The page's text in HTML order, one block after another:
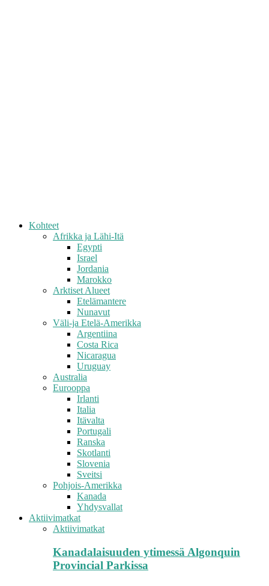
Kohteet
Afrikka ja Lähi-Itä
Egypti
Israel
Jordania
Marokko
Arktiset Alueet
Etelämantere
Nunavut
Väli-ja Etelä-Amerikka
Argentiina
Costa Rica
Nicaragua
Uruguay
Australia
Eurooppa
Irlanti
Italia
Itävalta
Portugali
Ranska
Skotlanti
Slovenia
Sveitsi
Pohjois-Amerikka
Kanada
Yhdysvallat
Aktiivimatkat
Aktiivimatkat
Kanadalaisuuden ytimessä Algonquin
Provincial Parkissa